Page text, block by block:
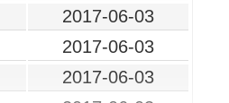
2017-06-03
2017-06-03
2017-06-03